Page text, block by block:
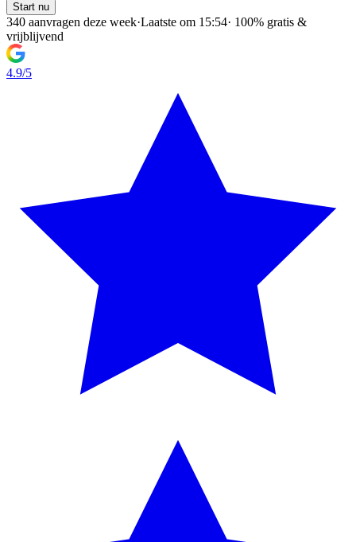
Start nu
340 aanvragen deze week·Laatste om 15:54· 100% gratis &
vrijblijvend
4.9/5